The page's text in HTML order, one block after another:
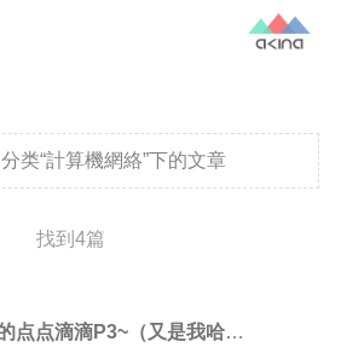
分类“計算機網絡”下的文章
找到4篇
计算机网络的点点滴滴P3~（又是我哈哈，每日多更必须做起！）